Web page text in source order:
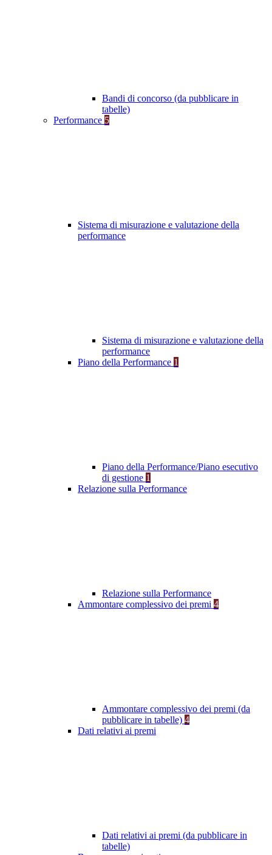
Bandi di concorso (da pubblicare in
tabelle)
Performance 5
Sistema di misurazione e valutazione della
performance
Sistema di misurazione e valutazione della
performance
Piano della Performance 1
Piano della Performance/Piano esecutivo
di gestione 1
Relazione sulla Performance
Relazione sulla Performance
Ammontare complessivo dei premi 4
Ammontare complessivo dei premi (da
pubblicare in tabelle) 4
Dati relativi ai premi
Dati relativi ai premi (da pubblicare in
tabelle)